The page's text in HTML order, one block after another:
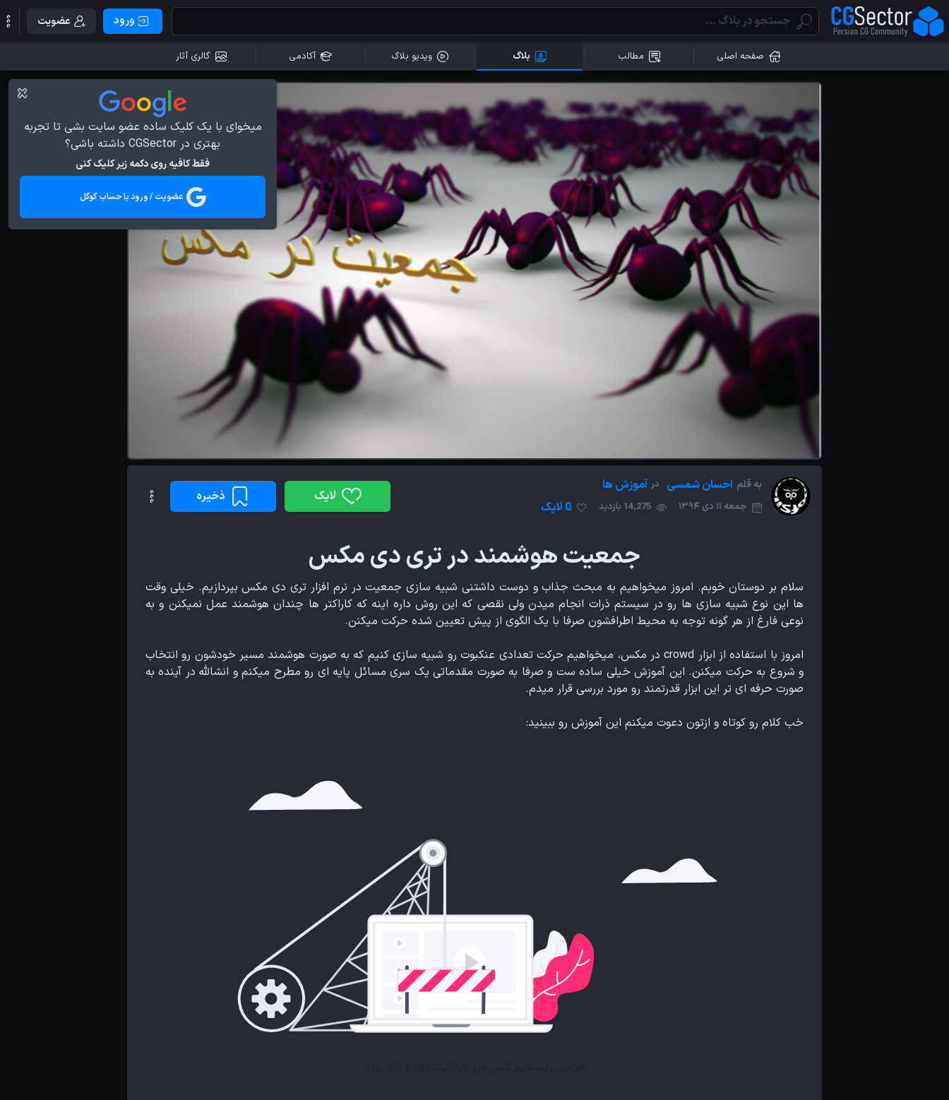
ورود عضویت
صفحه اصلی مطالب بلاگ ویدیو بلاگ آکادمی گالری آثار
میخوای با یک کلیک ساده عضو سایت بشی تا تجربه
بهتری در CGSector داشته باشی؟
فقط کافیه روی دکمه زیر کلیک کنی
عضویت / ورود با حساب گوگل
به قلم احسان شمسی در آموزش ها
جمعه 11 دی 1394 14,275 بازدید 0 لایک
لایک ذخیره
جمعیت هوشمند در تری دی مکس
سلام بر دوستان خوبم. امروز میخواهیم به مبحث جذاب و دوست داشتنی شبیه سازی جمعیت در نرم افزار تری دی مکس بپردازیم. خیلی وقت
ها این نوع شبیه سازی ها رو در سیستم ذرات انجام میدن ولی نقصی که این روش داره اینه که کاراکتر ها چندان هوشمند عمل نمیکنن و به
نوعی فارغ از هر گونه توجه به محیط اطرافشون صرفا با یک الگوی از پیش تعیین شده حرکت میکنن.
امروز با استفاده از ابزار crowd در مکس، میخواهیم حرکت تعدادی عنکبوت رو شبیه سازی کنیم که به صورت هوشمند مسیر خودشون رو انتخاب
و شروع به حرکت میکنن. این آموزش خیلی ساده ست و صرفا به صورت مقدماتی یک سری مسائل پایه ای رو مطرح میکنم و انشالله در آینده به
صورت حرفه ای تر این ابزار قدرتمند رو مورد بررسی قرار میدم.
خب کلام رو کوتاه و ازتون دعوت میکنم این آموزش رو ببینید: